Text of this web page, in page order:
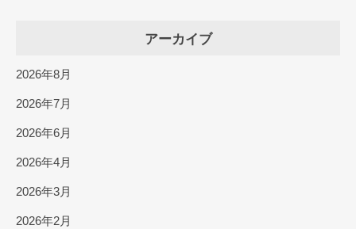
アーカイブ
2026年8月
2026年7月
2026年6月
2026年4月
2026年3月
2026年2月